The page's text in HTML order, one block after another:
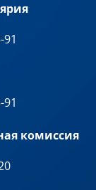
комиссия